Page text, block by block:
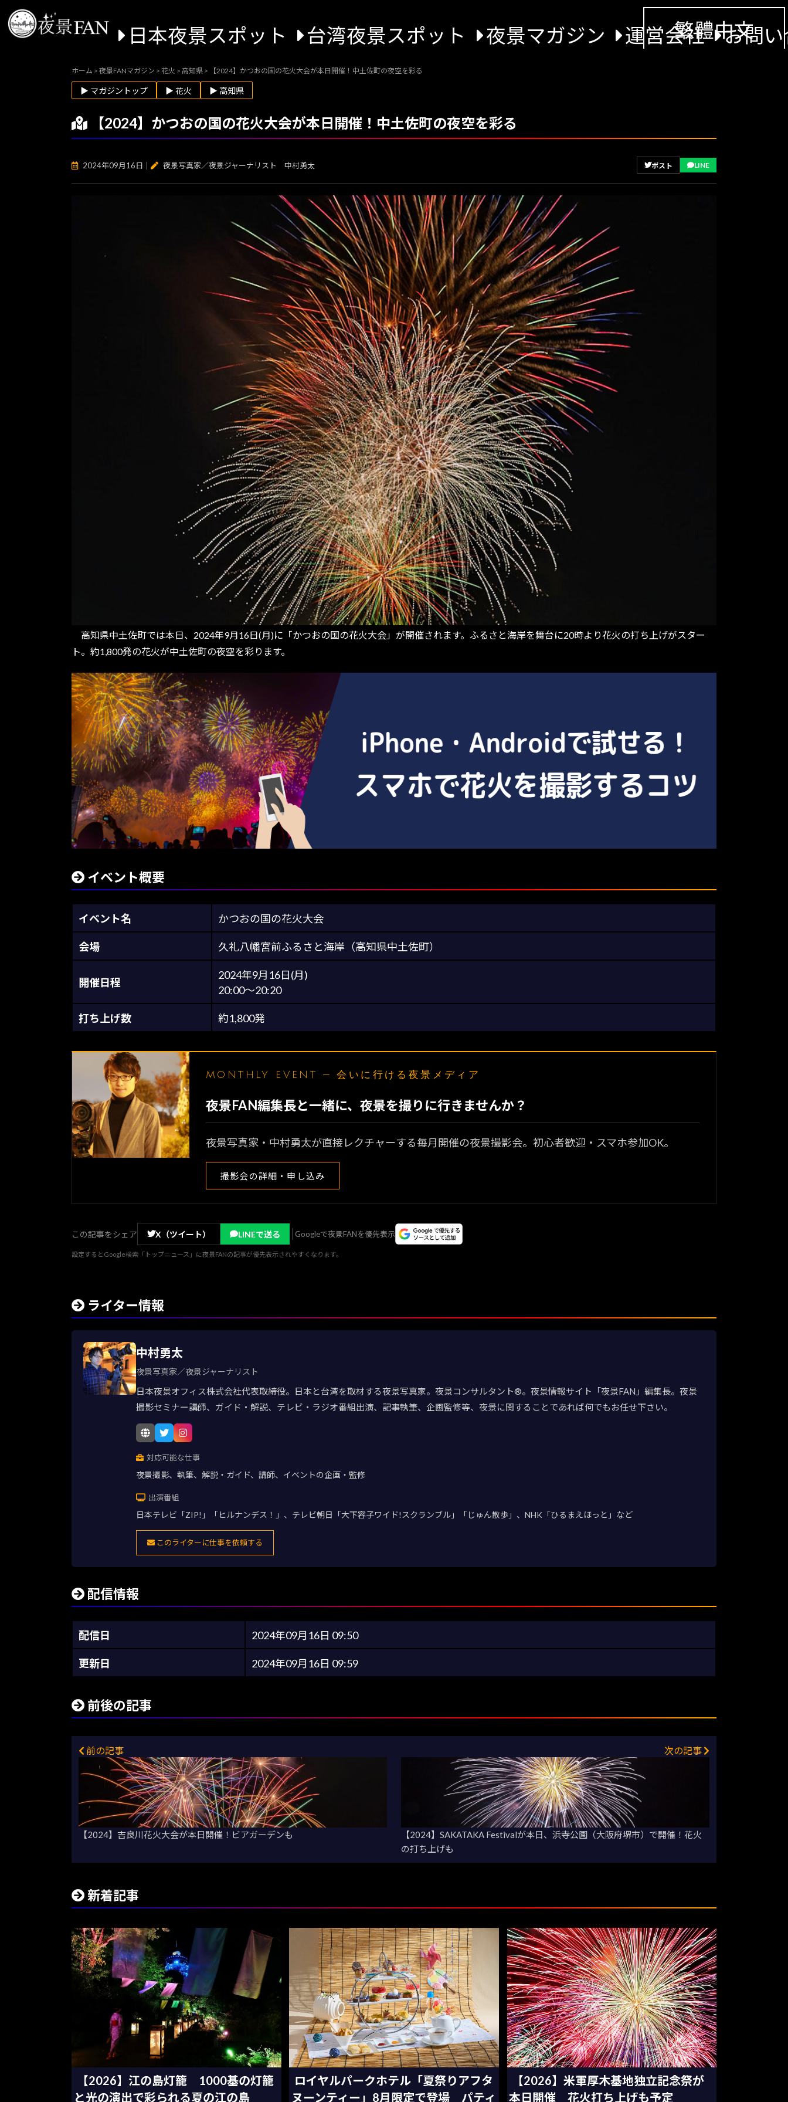
日本夜景スポット 台湾夜景スポット 夜景マガジン 運営会社 お問
繁體中文
ホーム > 夜景FANマガジン > 花火 > 高知県 > 【2024】かつおの国の花火大会が本日開催！中土佐町の夜空を彩る
▶ マガジントップ ▶ 花火 ▶ 高知県
【2024】かつおの国の花火大会が本日開催！中土佐町の夜空を彩る
2024年09月16日 夜景写真家／夜景ジャーナリスト 中村勇太 ポスト LINE
高知県中土佐町では本日、2024年9月16日(月)に「かつおの国の花火大会」が開催されます。ふるさと海岸を舞台に20時より花火の打ち上げがスター
ト。約1,800発の花火が中土佐町の夜空を彩ります。
イベント概要
イベント名 かつおの国の花火大会
会場 久礼八幡宮前ふるさと海岸（高知県中土佐町）
開催日程
2024年9月16日(月)
20:00～20:20
打ち上げ数 約1,800発
MONTHLY EVENT — 会いに行ける夜景メディア
夜景FAN編集長と一緒に、夜景を撮りに行きませんか？
夜景写真家・中村勇太が直接レクチャーする毎月開催の夜景撮影会。初心者歓迎・スマホ参加OK。
撮影会の詳細・申し込み
この記事をシェア X（ツイート） LINEで送る Googleで夜景FANを優先表示
設定するとGoogle検索「トップニュース」に夜景FANの記事が優先表示されやすくなります。
ライター情報
中村勇太
夜景写真家／夜景ジャーナリスト
日本夜景オフィス株式会社代表取締役。日本と台湾を取材する夜景写真家。夜景コンサルタント®。夜景情報サイト「夜景FAN」編集長。夜景
撮影セミナー講師、ガイド・解説、テレビ・ラジオ番組出演、記事執筆、企画監修等、夜景に関することであれば何でもお任せ下さい。
対応可能な仕事
夜景撮影、執筆、解説・ガイド、講師、イベントの企画・監修
出演番組
日本テレビ「ZIP!」「ヒルナンデス！」、テレビ朝日「大下容子ワイド!スクランブル」「じゅん散歩」、NHK「ひるまえほっと」など
このライターに仕事を依頼する
配信情報
配信日 2024年09月16日 09:50
更新日 2024年09月16日 09:59
前後の記事
前の記事
【2024】吉良川花火大会が本日開催！ビアガーデンも
次の記事
【2024】SAKATAKA Festivalが本日、浜寺公園（大阪府堺市）で開催！花火
の打ち上げも
新着記事
【2026】江の島灯籠 1000基の灯籠
と光の演出で彩られる夏の江の島
ロイヤルパークホテル「夏祭りアフタ
ヌーンティー」8月限定で登場 パティ
【2026】米軍厚木基地独立記念祭が
本日開催 花火打ち上げも予定